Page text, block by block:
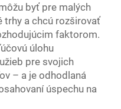
byť pre malých
trhy a chcú rozširovať
faktorom.
úlohu
pre svojich
– a je odhodlaná
úspechu na